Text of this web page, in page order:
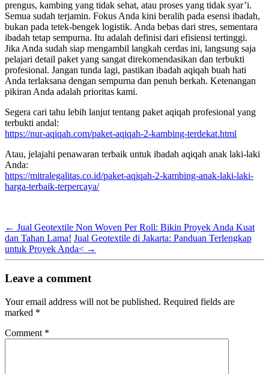
prengus, kambing yang tidak sehat, atau proses yang tidak syar’i.
Semua sudah terjamin. Fokus Anda kini beralih pada esensi ibadah,
bukan pada tetek-bengek logistik. Anda bebas dari stres, sementara
ibadah tetap sempurna. Itu adalah definisi dari efisiensi tertinggi.
Jika Anda sudah siap mengambil langkah cerdas ini, langsung saja
pelajari detail paket yang sangat direkomendasikan dan terbukti
profesional. Jangan tunda lagi, pastikan ibadah aqiqah buah hati
Anda terlaksana dengan sempurna dan penuh berkah. Ketenangan
pikiran Anda adalah prioritas kami.
Segera cari tahu lebih lanjut tentang paket aqiqah profesional yang
terbukti andal:
https://nur-aqiqah.com/paket-aqiqah-2-kambing-terdekat.html
Atau, jelajahi penawaran terbaik untuk ibadah aqiqah anak laki-laki
Anda:
https://mitralegalitas.co.id/paket-aqiqah-2-kambing-anak-laki-laki-
harga-terbaik-terpercaya/
← Jual Geotextile Non Woven Per Roll: Bikin Proyek Anda Kuat
dan Tahan Lama! Jual Geotextile di Jakarta: Panduan Terlengkap
untuk Proyek Anda< →
Leave a comment
Your email address will not be published. Required fields are
marked *
Comment *